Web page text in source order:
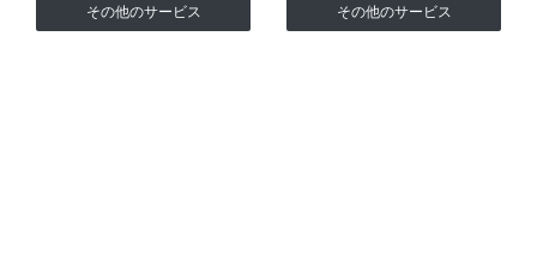
その他のサービス その他のサービス